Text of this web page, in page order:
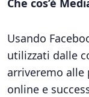
Che cos’è
Usando
utilizzati dalle
arriveremo alle
online e